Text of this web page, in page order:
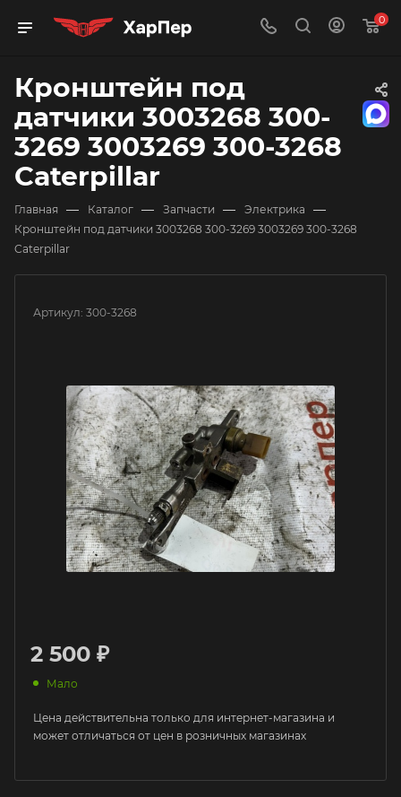
0
Кронштейн под
датчики 3003268 300-
3269 3003269 300-3268
Caterpillar
Главная — Каталог — Запчасти — Электрика —
Кронштейн под датчики 3003268 300-3269 3003269 300-3268
Caterpillar
Артикул: 300-3268
2 500 ₽
Мало
Цена действительна только для интернет-магазина и
может отличаться от цен в розничных магазинах